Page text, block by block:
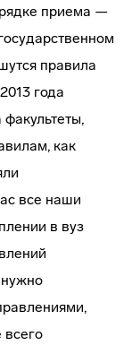
приема —
правила
года
как
все наши
в вуз
нужно